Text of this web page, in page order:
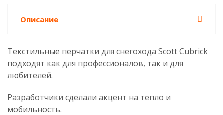
Описание
Текстильные перчатки для снегохода Scott Cubrick
подходят как для профессионалов, так и для
любителей.
Разработчики сделали акцент на тепло и
мобильность.